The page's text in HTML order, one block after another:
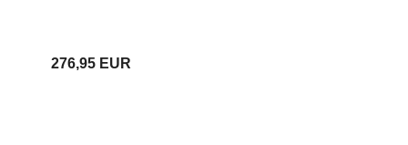
276,95 EUR